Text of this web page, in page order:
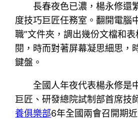
長春夜色已濃，楊永修還
度技巧巨匠任務室。翻開電腦
職”文件夾，調出幾份文檔和
閱，時而對著屏幕凝思細思，
鍵盤。
全國人年夜代表楊永修是
巨匠、研發總院試制部首席技
養俱樂部6年全國兩會召開期